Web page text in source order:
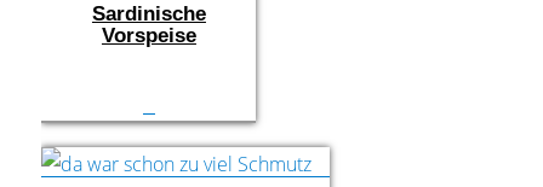
Sardinische
Vorspeise